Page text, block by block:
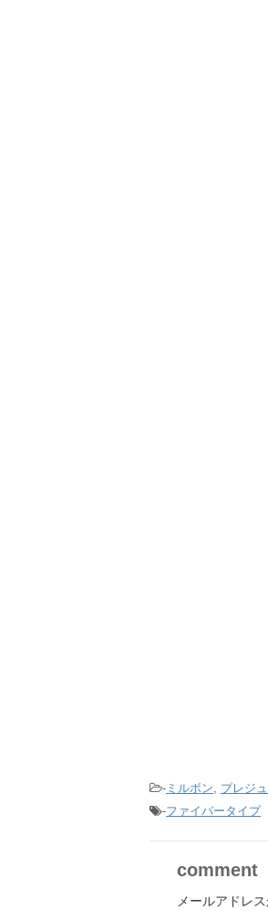
- ミルボン プレジ
-ファイバータイプ
comment
メールアドレ